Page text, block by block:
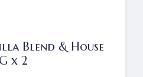
Blend & House
x 2